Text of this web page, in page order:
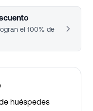
el 100% de
huéspedes